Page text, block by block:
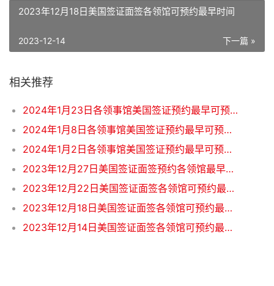
2023年12月18日美国签证面签各领馆可预约最早时间
下一篇 »
2023-12-14
相关推荐
2024年1月23日各领事馆美国签证预约最早可预约时间
2024年1月8日各领事馆美国签证预约最早可预约时间
2024年1月2日各领事馆美国签证预约最早可预约时间
2023年12月27日美国签证面签预约各领馆最早时间
2023年12月22日美国签证面签各领馆可预约最早时间
2023年12月18日美国签证面签各领馆可预约最早时间
2023年12月14日美国签证面签各领馆可预约最早时间